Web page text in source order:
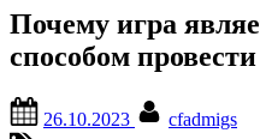
Почему игра
способом
on
26.10.2023
cfadmigs